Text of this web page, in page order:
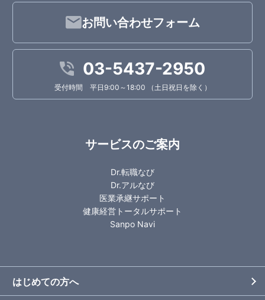
お問い合わせフォーム
03-5437-2950
受付時間 平日9:00～18:00 （土日祝日を除く）
サービスのご案内
Dr.転職なび
Dr.アルなび
医業承継サポート
健康経営トータルサポート
Sanpo Navi
はじめての方へ